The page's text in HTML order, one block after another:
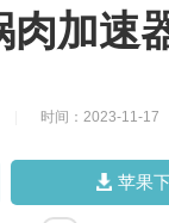
肉加速
时间：2023-11-17
苹果